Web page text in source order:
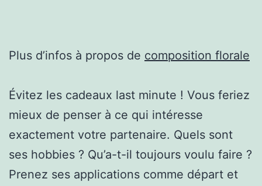
Plus d’infos à propos de composition florale
Évitez les cadeaux last minute ! Vous feriez
mieux de penser à ce qui intéresse
exactement votre partenaire. Quels sont
ses hobbies ? Qu’a-t-il toujours voulu faire ?
Prenez ses applications comme départ et